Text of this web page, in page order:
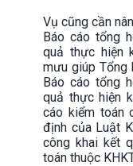
Vụ cũng cần
Báo cáo tổng
quả thực hiện
mưu giúp Tổng
Báo cáo tổng
quả thực hiện
cáo kiểm toán
định của Luật
công khai kết
toán thuộc